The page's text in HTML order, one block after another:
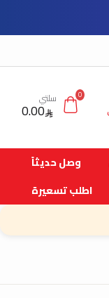
0 سلتي
0.00
وصل حديثاً
اطلب تسعيرة